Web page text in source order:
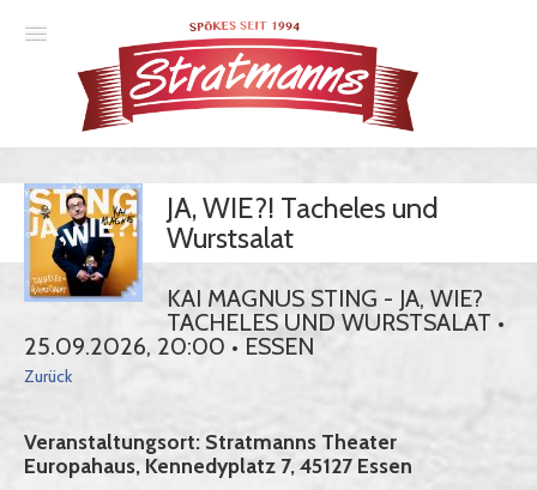
Essener Ehrendoktor
Unsere Komödien
Gastspiele
Gutscheine
Anmelden
JA, WIE?! Tacheles und
Wurstsalat
KAI MAGNUS STING - JA, WIE?
TACHELES UND WURSTSALAT •
25.09.2026, 20:00 • ESSEN
Zurück
Veranstaltungsort: Stratmanns Theater
Europahaus, Kennedyplatz 7, 45127 Essen